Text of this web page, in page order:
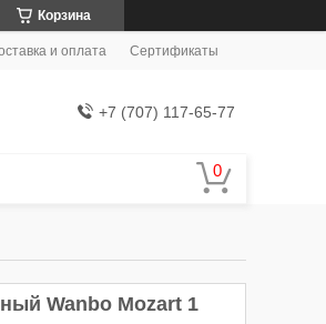
Корзина
и оплата Сертификаты
+7 (707) 117-65-77
Wanbo Mozart 1